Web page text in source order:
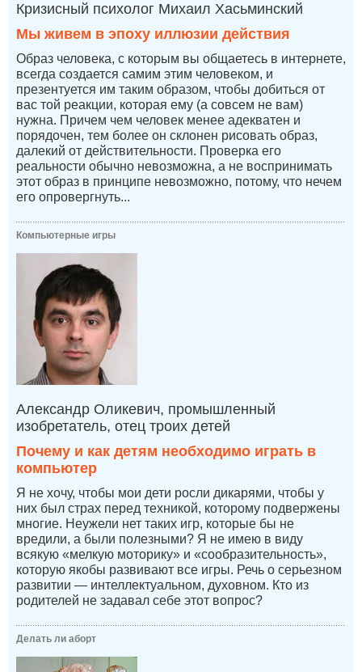
Кризисный психолог Михаил Хасьминский
Мы живем в эпоху иллюзии действия
Образ человека, с которым вы общаетесь в интернете,
всегда создается самим этим человеком, и
презентуется им таким образом, чтобы добиться от
вас той реакции, которая ему (а совсем не вам)
нужна. Причем чем человек менее адекватен и
порядочен, тем более он склонен рисовать образ,
далекий от действительности. Проверка его
реальности обычно невозможна, а не воспринимать
этот образ в принципе невозможно, потому, что нечем
его опровергнуть...
Компьютерные игры
Александр Оликевич, промышленный
изобретатель, отец троих детей
Почему и как детям необходимо играть в
компьютер
Я не хочу, чтобы мои дети росли дикарями, чтобы у
них был страх перед техникой, которому подвержены
многие. Неужели нет таких игр, которые бы не
вредили, а были полезными? Я не имею в виду
всякую «мелкую моторику» и «сообразительность»,
которую якобы развивают все игры. Речь о серьезном
развитии — интеллектуальном, духовном. Кто из
родителей не задавал себе этот вопрос?
Делать ли аборт